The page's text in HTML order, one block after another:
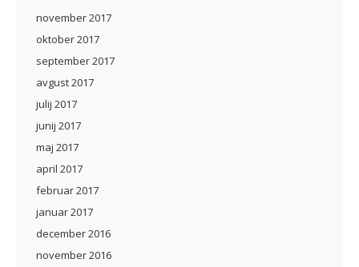
november 2017
oktober 2017
september 2017
avgust 2017
julij 2017
junij 2017
maj 2017
april 2017
februar 2017
januar 2017
december 2016
november 2016